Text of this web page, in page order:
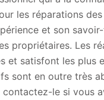
les réparations
et son
propriétaires. Les
et satisfont les plus
sont en outre très
contactez-le si vous